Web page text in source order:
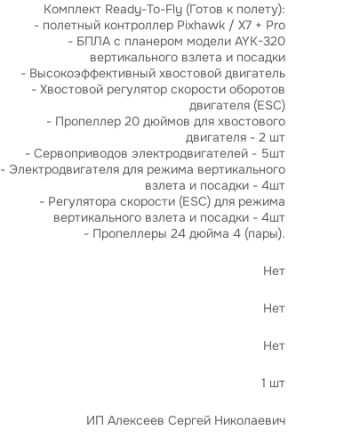
Комплект Ready-To-Fly (Готов к полету):
- полетный контроллер Pixhawk / X7 + Pro
- БПЛА с планером модели AYK-320
вертикального взлета и посадки
- Высокоэффективный хвостовой двигатель
- Хвостовой регулятор скорости оборотов
двигателя (ESC)
- Пропеллер 20 дюймов для хвостового
двигателя - 2 шт
- Сервоприводов электродвигателей - 5шт
- Электродвигателя для режима вертикального
взлета и посадки - 4шт
- Регулятора скорости (ESC) для режима
вертикального взлета и посадки - 4шт
- Пропеллеры 24 дюйма 4 (пары).
Нет
Нет
Нет
1 шт
ИП Алексеев Сергей Николаевич